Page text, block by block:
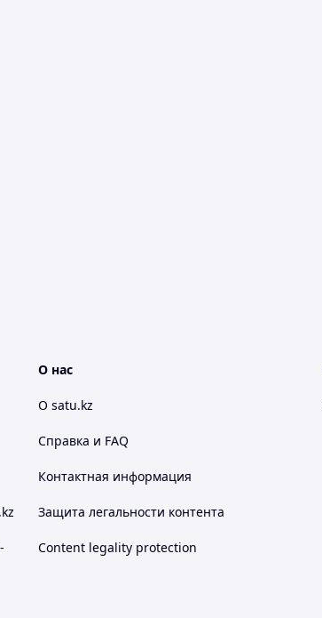
О нас
О satu.kz
Справка и FAQ
Контактная информация
Защита легальности контента
Content legality protection